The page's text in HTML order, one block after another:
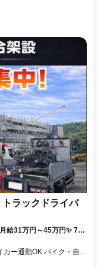
ラックドライバ
給31万円～45万円✨ 7t
✨ 毎年昇給！長期安定
支給✨資格取得制度有り